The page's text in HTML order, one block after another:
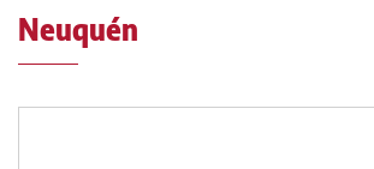
Neuquén